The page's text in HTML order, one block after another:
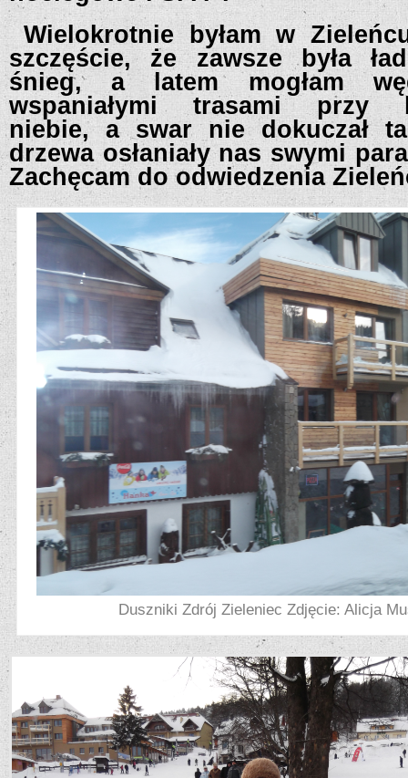
Wielokrotnie byłam w
szczęście, że zawsze była
śnieg, a latem mogłam
wspaniałymi trasami przy
niebie, a swar nie dokuczał
drzewa osłaniały nas swymi
Zachęcam do odwiedzenia
Duszniki Zdrój Zieleniec Zdjęcie: Alicja